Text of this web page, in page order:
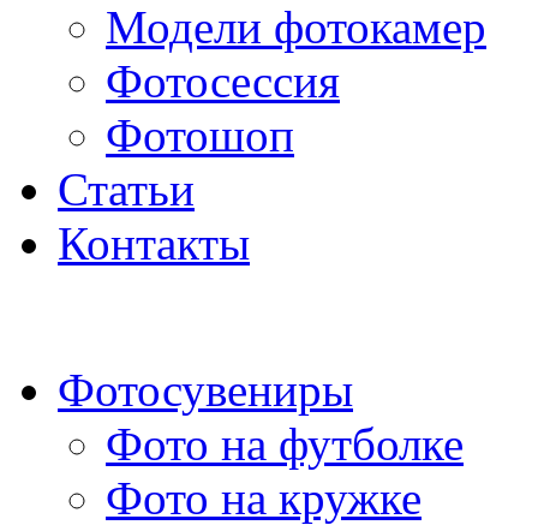
Модели фотокамер
Фотосессия
Фотошоп
Статьи
Контакты
Фотосувениры
Фото на футболке
Фото на кружке